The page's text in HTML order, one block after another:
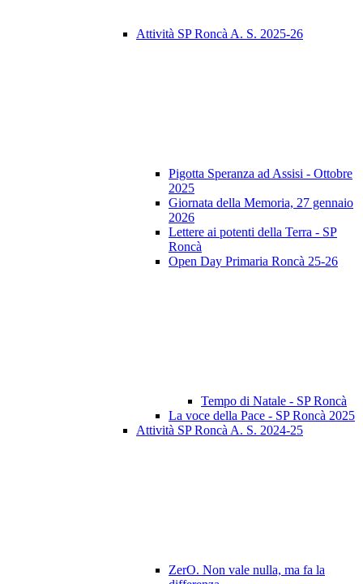
Attività SP Roncà A. S. 2025-26
Pigotta Speranza ad Assisi - Ottobre
2025
Giornata della Memoria, 27 gennaio
2026
Lettere ai potenti della Terra - SP
Roncà
Open Day Primaria Roncà 25-26
Tempo di Natale - SP Roncà
La voce della Pace - SP Roncà 2025
Attività SP Roncà A. S. 2024-25
ZerO. Non vale nulla, ma fa la